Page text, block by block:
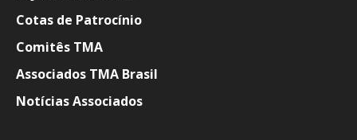
Cotas de Patrocínio
Comitês TMA
Associados TMA Brasil
Notícias Associados